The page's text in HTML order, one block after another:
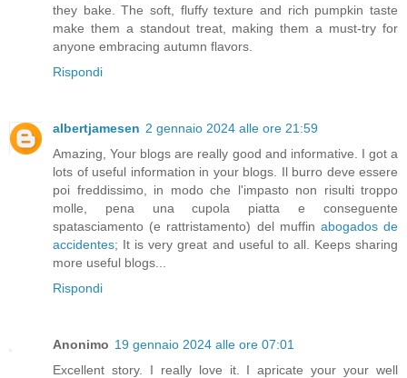
they bake. The soft, fluffy texture and rich pumpkin taste
make them a standout treat, making them a must-try for
anyone embracing autumn flavors.
Rispondi
albertjamesen 2 gennaio 2024 alle ore 21:59
Amazing, Your blogs are really good and informative. I got a
lots of useful information in your blogs. Il burro deve essere
poi freddissimo, in modo che l'impasto non risulti troppo
molle, pena una cupola piatta e conseguente
spatasciamento (e rattristamento) del muffin abogados de
accidentes; It is very great and useful to all. Keeps sharing
more useful blogs...
Rispondi
Anonimo 19 gennaio 2024 alle ore 07:01
Excellent story. I really love it. I apricate your your well